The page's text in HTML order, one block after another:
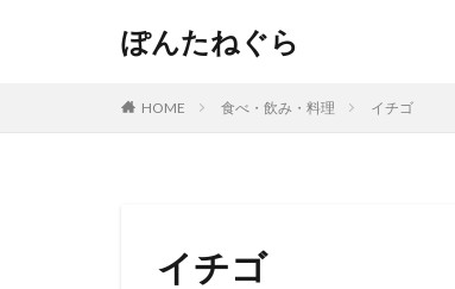
ぽんたねぐら
HOME 食べ・飲み・料理 イチゴ
イチゴ